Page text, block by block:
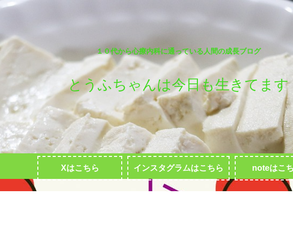
１０代から心療内科に通っている人間の成長ブログ
とうふちゃんは今日も生きてます
Xはこちら インスタグラムはこちら noteはこ